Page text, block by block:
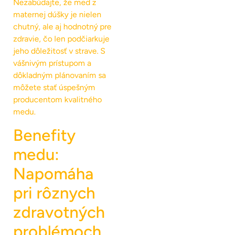
Nezabúdajte, že med z
maternej dúšky je nielen
chutný, ale aj hodnotný pre
zdravie, čo len podčiarkuje
jeho dôležitosť v strave. S
vášnivým prístupom a
dôkladným plánovaním sa
môžete stať úspešným
producentom kvalitného
medu.
Benefity
medu:
Napomáha
pri rôznych
zdravotných